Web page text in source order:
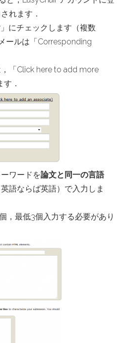
れます．
にチェックします（複数
ールは「Corresponding
「Click here to add more
．
ワードを論文と同一の言語
語ならば英語）で入力しま
，最低3個入力する必要があり